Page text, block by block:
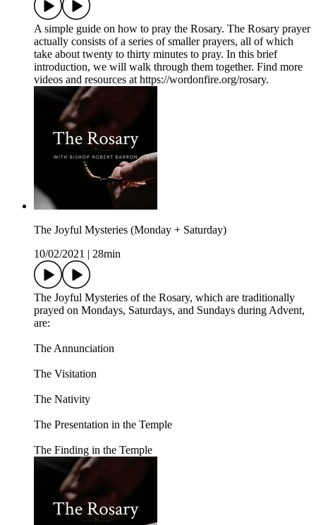
A simple guide on how to pray the Rosary. The Rosary prayer
actually consists of a series of smaller prayers, all of which
take about twenty to thirty minutes to pray. In this brief
introduction, we will walk through them together. Find more
videos and resources at https://wordonfire.org/rosary.
The Joyful Mysteries (Monday + Saturday)
10/02/2021
28min
The Joyful Mysteries of the Rosary, which are traditionally
prayed on Mondays, Saturdays, and Sundays during Advent,
are:
The Annunciation
The Visitation
The Nativity
The Presentation in the Temple
The Finding in the Temple